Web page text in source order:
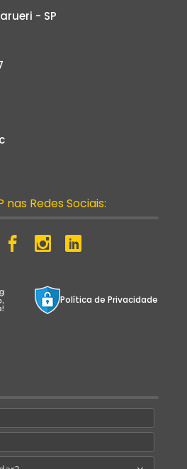
- SP
nas Redes Sociais:
Política de Privacidade
E-
mail: